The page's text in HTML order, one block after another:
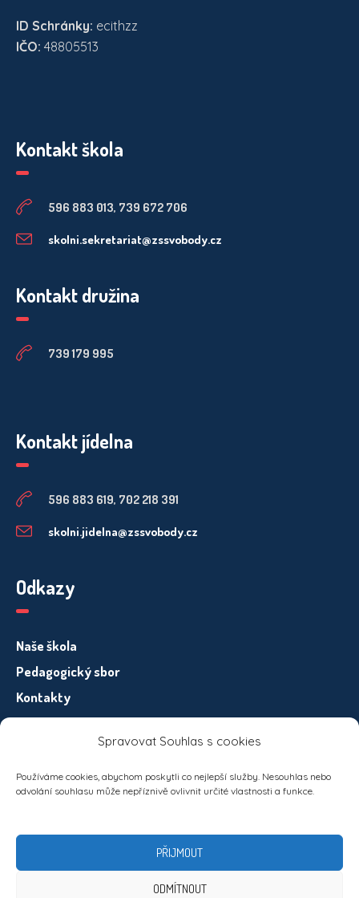
Spravovat Souhlas s cookies
Používáme cookies, abychom poskytli co nejlepší služby. Nesouhlas nebo
odvolání souhlasu může nepříznivě ovlivnit určité vlastnosti a funkce.
PŘIJMOUT
ODMÍTNOUT
ID Schránky: ecithzz
IČO: 48805513
Kontakt škola
596 883 013, 739 672 706
skolni.sekretariat@zssvobody.cz
Kontakt družina
739 179 995
Kontakt jídelna
596 883 619, 702 218 391
skolni.jidelna@zssvobody.cz
Odkazy
Naše škola
Pedagogický sbor
Kontakty
Informace pro subjekty osobních údajů – GDPR